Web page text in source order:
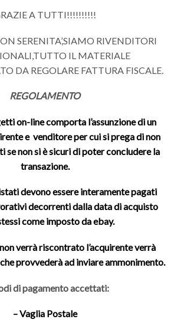
A TUTTI!!!!!!!!!!
SERENITA’,SIAMO RIVENDITORI
IL MATERIALE
DA REGOLARE FATTURA FISCALE.
REGOLAMENTO
on-line comporta l’assunzione di un
e venditore per cui si prega di non
se non si è sicuri di poter concludere la
transazione.
devono essere interamente pagati
decorrenti dalla data di acquisto
come imposto da ebay.
verrà riscontrato l’acquirente verrà
provvederà ad inviare ammonimento.
di pagamento accettati:
– Vaglia Postale